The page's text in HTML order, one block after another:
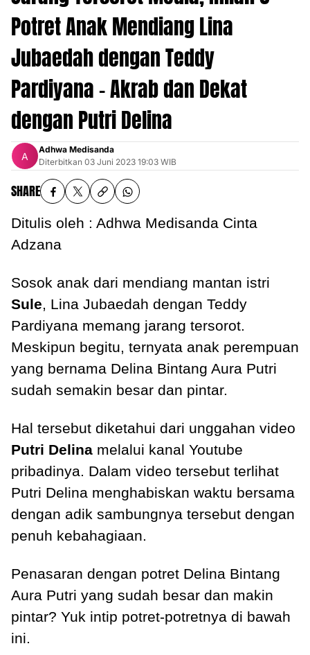
Potret Anak Mendiang Lina
Jubaedah dengan Teddy
Pardiyana - Akrab dan Dekat
dengan Putri Delina
Adhwa Medisanda
Diterbitkan 03 Juni 2023 19:03 WIB
SHARE
Ditulis oleh : Adhwa Medisanda Cinta
Adzana
Sosok anak dari mendiang mantan istri
Sule, Lina Jubaedah dengan Teddy
Pardiyana memang jarang tersorot.
Meskipun begitu, ternyata anak perempuan
yang bernama Delina Bintang Aura Putri
sudah semakin besar dan pintar.
Hal tersebut diketahui dari unggahan video
Putri Delina melalui kanal Youtube
pribadinya. Dalam video tersebut terlihat
Putri Delina menghabiskan waktu bersama
dengan adik sambungnya tersebut dengan
penuh kebahagiaan.
Penasaran dengan potret Delina Bintang
Aura Putri yang sudah besar dan makin
pintar? Yuk intip potret-potretnya di bawah
ini.